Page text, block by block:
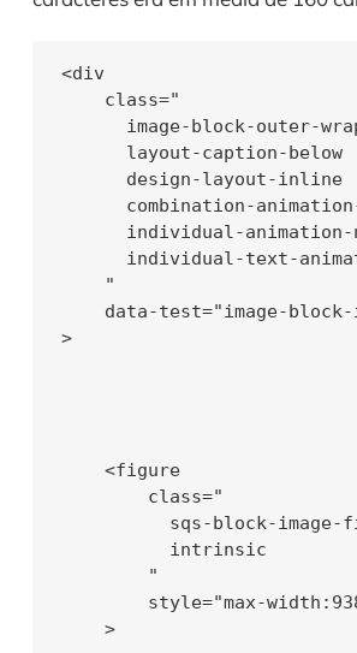
<div
    class="
image-block-outer-
      layout-caption-below
      design-layout-inline
combination-
individual-
individual-text-
    "
data-test="image-
>
    <figure
        class="
sqs-block-image-
          intrinsic
        "
style="max-
    >